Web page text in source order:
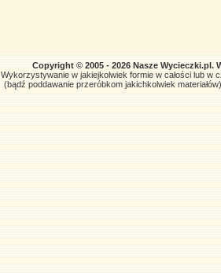
Copyright © 2005 - 2026 Nasze Wycieczki.pl.
Wykorzystywanie w jakiejkolwiek formie w całości lub w
(bądź poddawanie przeróbkom jakichkolwiek